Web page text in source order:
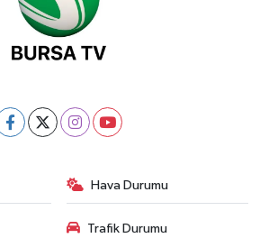
Hava Durumu
Trafik Durumu